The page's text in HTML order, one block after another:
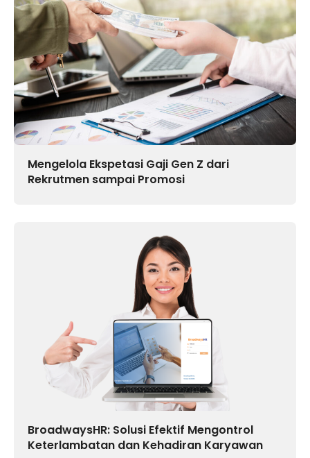
Mengelola Ekspetasi Gaji Gen Z dari
Rekrutmen sampai Promosi
BroadwaysHR: Solusi Efektif Mengontrol
Keterlambatan dan Kehadiran Karyawan